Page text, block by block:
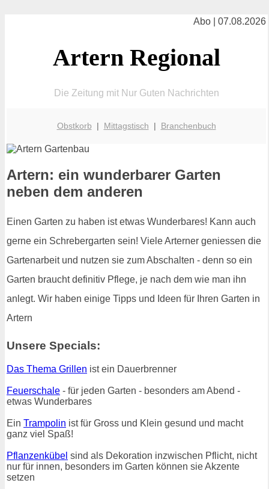
Abo | 07.08.2026
Artern Regional
Die Zeitung mit Nur Guten Nachrichten
Obstkorb | Mittagstisch | Branchenbuch
Artern: ein wunderbarer Garten
neben dem anderen
Einen Garten zu haben ist etwas Wunderbares! Kann auch
gerne ein Schrebergarten sein! Viele Arterner geniessen die
Gartenarbeit und nutzen sie zum Abschalten - denn so ein
Garten braucht definitiv Pflege, je nach dem wie man ihn
anlegt. Wir haben einige Tipps und Ideen für Ihren Garten in
Artern
Unsere Specials:
Das Thema Grillen ist ein Dauerbrenner
Feuerschale - für jeden Garten - besonders am Abend -
etwas Wunderbares
Ein Trampolin ist für Gross und Klein gesund und macht
ganz viel Spaß!
Pflanzenkübel sind als Dekoration inzwischen Pflicht, nicht
nur für innen, besonders im Garten können sie Akzente
setzen